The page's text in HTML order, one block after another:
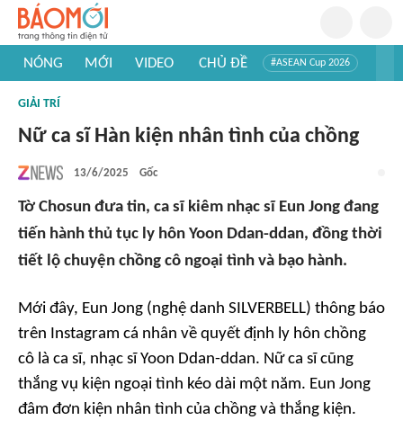
NÓNG MỚI VIDEO CHỦ ĐỀ #ASEAN Cup 2026
#Khám phá Việt Nam
GIẢI TRÍ
Nữ ca sĩ Hàn kiện nhân tình của chồng
13/6/2025 Gốc
Tờ Chosun đưa tin, ca sĩ kiêm nhạc sĩ Eun Jong đang
tiến hành thủ tục ly hôn Yoon Ddan-ddan, đồng thời
tiết lộ chuyện chồng cô ngoại tình và bạo hành.
Mới đây, Eun Jong (nghệ danh SILVERBELL) thông báo
trên Instagram cá nhân về quyết định ly hôn chồng
cô là ca sĩ, nhạc sĩ Yoon Ddan-ddan. Nữ ca sĩ cũng
thắng vụ kiện ngoại tình kéo dài một năm. Eun Jong
đâm đơn kiện nhân tình của chồng và thắng kiện.